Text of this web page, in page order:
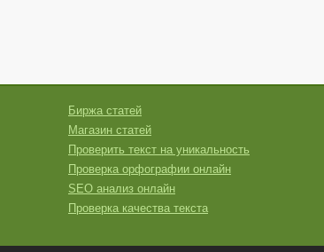
Биржа статей
Магазин статей
Проверить текст на уникальность
Проверка орфографии онлайн
SEO анализ онлайн
Проверка качества текста